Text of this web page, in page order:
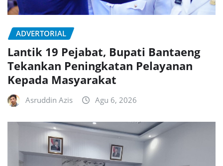
ADVERTORIAL
Lantik 19 Pejabat, Bupati Bantaeng
Tekankan Peningkatan Pelayanan
Kepada Masyarakat
Asruddin Azis Agu 6, 2026